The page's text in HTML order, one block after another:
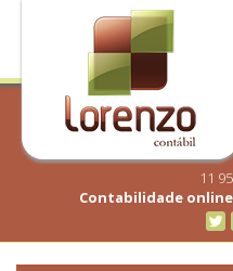
11
Contabilidade